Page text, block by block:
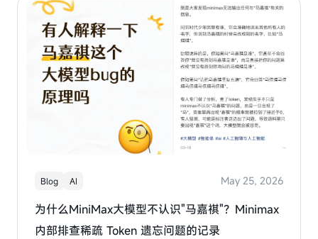
Blog AI May 25, 2026
为什么MiniMax大模型不认识"马嘉祺"？Minimax
内部排查稀疏 Token 遗忘问题的记录